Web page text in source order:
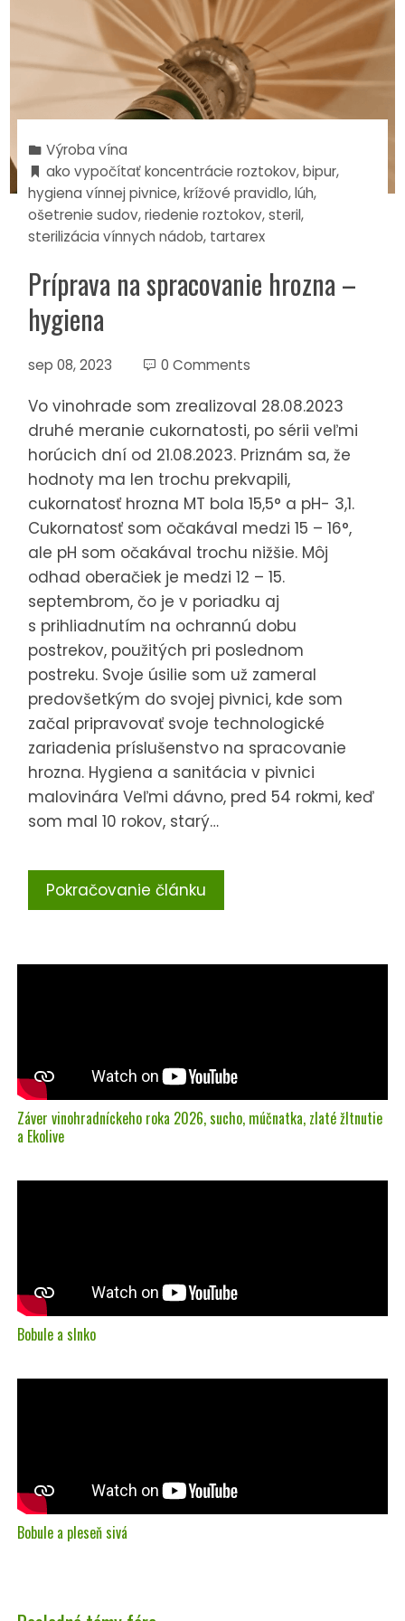
Výroba vína
ako vypočítať koncentrácie roztokov,bipur,
hygiena vínnej pivnice,krížové pravidlo,lúh,
ošetrenie sudov,riedenie roztokov,steril,
sterilizácia vínnych nádob, tartarex
Príprava na spracovanie hrozna –
hygiena
sep 08, 2023 0 Comments
Vo vinohrade som zrealizoval 28.08.2023
druhé meranie cukornatosti, po sérii veľmi
horúcich dní od 21.08.2023. Priznám sa, že
hodnoty ma len trochu prekvapili,
cukornatosť hrozna MT bola 15,5° a pH- 3,1.
Cukornatosť som očakával medzi 15 – 16°,
ale pH som očakával trochu nižšie. Môj
odhad oberačiek je medzi 12 – 15.
septembrom, čo je v poriadku aj
s prihliadnutím na ochrannú dobu
postrekov, použitých pri poslednom
postreku. Svoje úsilie som už zameral
predovšetkým do svojej pivnici, kde som
začal pripravovať svoje technologické
zariadenia príslušenstvo na spracovanie
hrozna. Hygiena a sanitácia v pivnici
malovinára Veľmi dávno, pred 54 rokmi, keď
som mal 10 rokov, starý…
Pokračovanie článku
Záver vinohradníckeho roka 2026, sucho, múčnatka, zlaté žltnutie
a Ekolive
Bobule a slnko
Bobule a pleseň sivá